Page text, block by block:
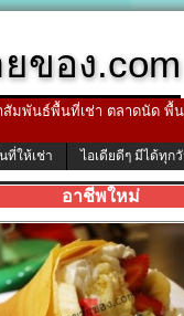
ของ.com
มพันธ์พื้นที่เช่า ตลาดนัด พื้
ที่ให้เช่า ไอเดียดีๆ มีได้ทุก
อาชีพใหม่